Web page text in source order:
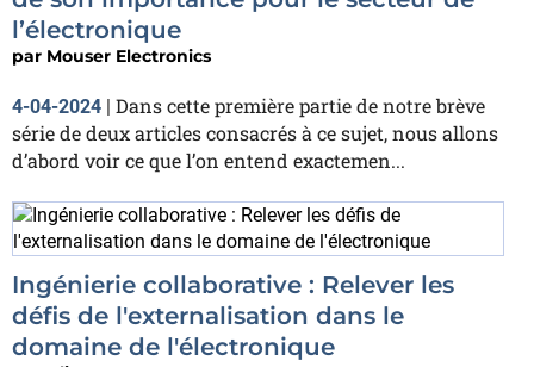
l’électronique
par Mouser Electronics
4-04-2024 | Dans cette première partie de notre brève
série de deux articles consacrés à ce sujet, nous allons
d’abord voir ce que l’on entend exactemen...
Ingénierie collaborative : Relever les
défis de l'externalisation dans le
domaine de l'électronique